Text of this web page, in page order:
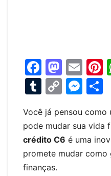
F
a
c
e
b
o
o
M
a
st
o
d
o
E
m
ai
l
T
m
bl
r
C
p
y
Li
M
s
s
e
Você já pensou
pode mudar sua vida
crédito C6 é uma
promete mudar como
finanças.